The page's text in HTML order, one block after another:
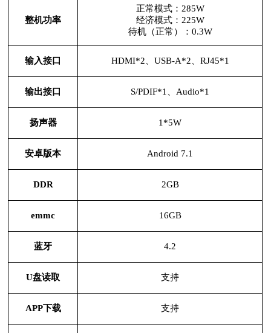
整机功率
正常模式： 285W
经济模式： 225W
待机（正常）： 0.3W
输入接口 HDMI*2、USB-A*2、RJ45*1
输出接口 S/PDIF*1、Audio*1
扬声器 1*5W
安卓版本 Android 7.1
DDR 2GB
emmc 16GB
蓝牙 4.2
U盘读取 支持
APP下载 支持